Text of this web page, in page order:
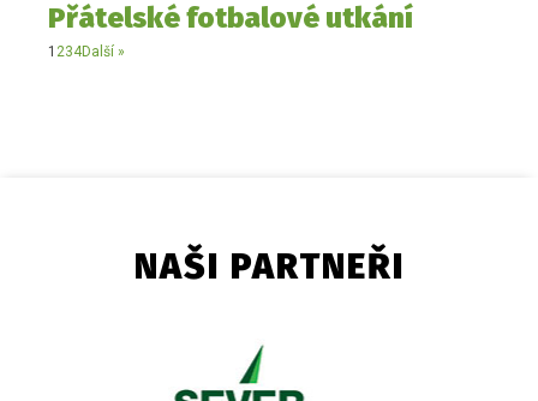
Přátelské fotbalové utkání
1 234Další »
NAŠI PARTNEŘI